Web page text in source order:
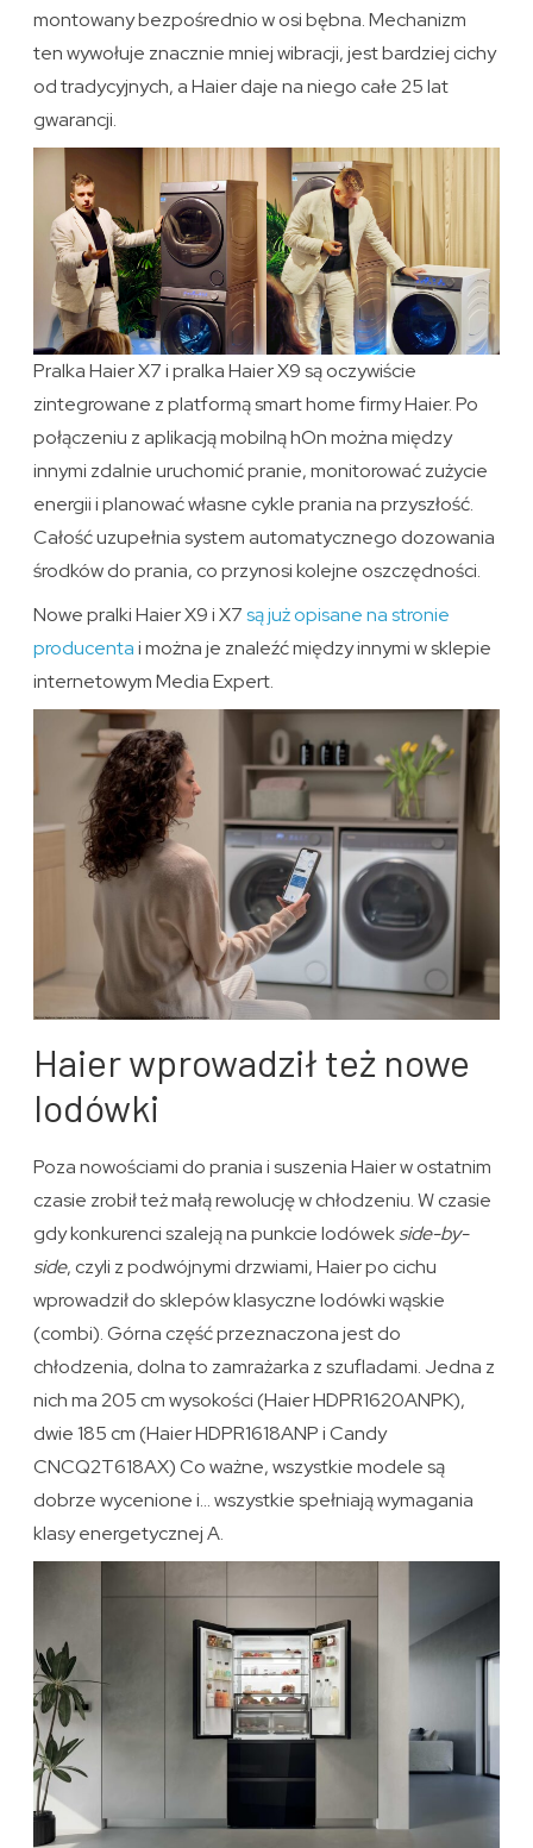
montowany bezpośrednio w osi bębna. Mechanizm
ten wywołuje znacznie mniej wibracji, jest bardziej cichy
od tradycyjnych, a Haier daje na niego całe 25 lat
gwarancji.
Pralka Haier X7 i pralka Haier X9 są oczywiście
zintegrowane z platformą smart home firmy Haier. Po
połączeniu z aplikacją mobilną hOn można między
innymi zdalnie uruchomić pranie, monitorować zużycie
energii i planować własne cykle prania na przyszłość.
Całość uzupełnia system automatycznego dozowania
środków do prania, co przynosi kolejne oszczędności.
Nowe pralki Haier X9 i X7są już opisane na stronie
producentai można je znaleźć między innymi w sklepie
internetowym Media Expert.
Haier wprowadził też nowe
lodówki
Poza nowościami do prania i suszenia Haier w ostatnim
czasie zrobił też małą rewolucję w chłodzeniu. W czasie
gdy konkurenci szaleją na punkcie lodówekside-by-
side, czyli z podwójnymi drzwiami, Haier po cichu
wprowadził do sklepów klasyczne lodówki wąskie
(combi). Górna część przeznaczona jest do
chłodzenia, dolna to zamrażarka z szufladami. Jedna z
nich ma 205 cm wysokości (Haier HDPR1620ANPK),
dwie 185 cm (Haier HDPR1618ANP i Candy
CNCQ2T618AX) Co ważne, wszystkie modele są
dobrze wycenione i… wszystkie spełniają wymagania
klasy energetycznej A.